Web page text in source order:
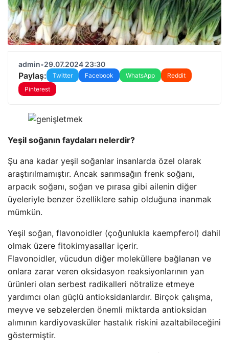
admin•29.07.2024 23:30
Paylaş: Twitter Facebook WhatsApp
Reddit
Pinterest
Yeşil soğanın faydaları nelerdir?
Şu ana kadar yeşil soğanlar insanlarda özel olarak
araştırılmamıştır. Ancak sarımsağın frenk soğanı,
arpacık soğanı, soğan ve pırasa gibi ailenin diğer
üyeleriyle benzer özelliklere sahip olduğuna inanmak
mümkün.
Yeşil soğan, flavonoidler (çoğunlukla kaempferol) dahil
olmak üzere fitokimyasallar içerir.
Flavonoidler, vücudun diğer moleküllere bağlanan ve
onlara zarar veren oksidasyon reaksiyonlarının yan
ürünleri olan serbest radikalleri nötralize etmeye
yardımcı olan güçlü antioksidanlardır. Birçok çalışma,
meyve ve sebzelerden önemli miktarda antioksidan
alımının kardiyovasküler hastalık riskini azaltabileceğini
göstermiştir.